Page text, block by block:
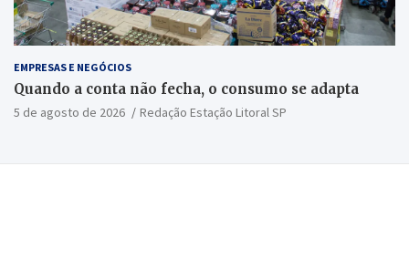
EMPRESAS E NEGÓCIOS
Quando a conta não fecha, o consumo se adapta
5 de agosto de 2026 Redação Estação Litoral SP